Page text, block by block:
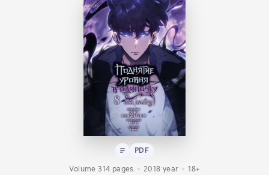
Text PDF
PDF
Volume 314 pages
2018 year 18+